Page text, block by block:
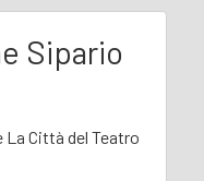
Sipario
Città del Teatro